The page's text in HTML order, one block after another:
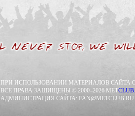
ПРИ ИСПОЛЬЗОВАНИИ МАТЕРИАЛОВ САЙТА
ВСЕ ПРАВА ЗАЩИЩЕНЫ © 2000–2026 METCLUB.
АДМИНИСТРАЦИЯ САЙТА: FAN@METCLUB.RU